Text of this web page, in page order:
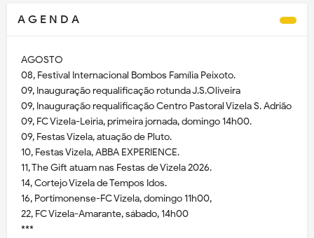
A G E N D A
AGOSTO
08, Festival Internacional Bombos Família Peixoto.
09, Inauguração requalificação rotunda J.S.Oliveira
09, Inauguração requalificação Centro Pastoral Vizela S. Adrião
09, FC Vizela-Leiria, primeira jornada, domingo 14h00.
09, Festas Vizela, atuação de Pluto.
10, Festas Vizela, ABBA EXPERIENCE.
11, The Gift atuam nas Festas de Vizela 2026.
14, Cortejo Vizela de Tempos Idos.
16, Portimonense-FC Vizela, domingo 11h00,
22, FC Vizela-Amarante, sábado, 14h00
***